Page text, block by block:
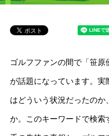
ゴルフファンの間で「笹
が話題になっています。
はどういう状況だったの
か。このキーワードで検索